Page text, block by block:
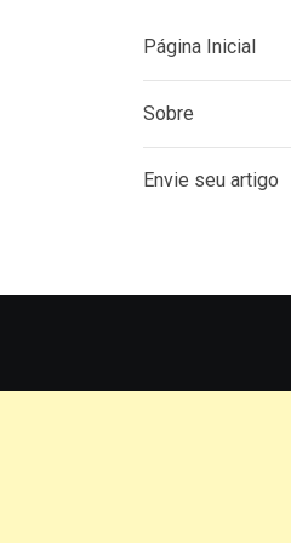
Página Inicial
Sobre
Envie seu artigo